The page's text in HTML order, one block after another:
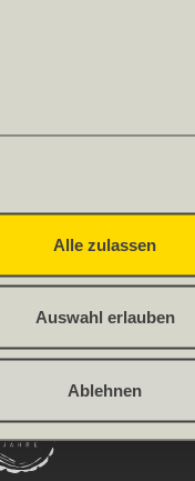
Alle zulassen
Auswahl erlauben
Ablehnen